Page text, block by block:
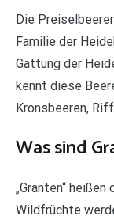
Die
Familie der
Gattung der
kennt diese
Kronsbeeren,
Was sind
„Granten“
Wildfrüchte